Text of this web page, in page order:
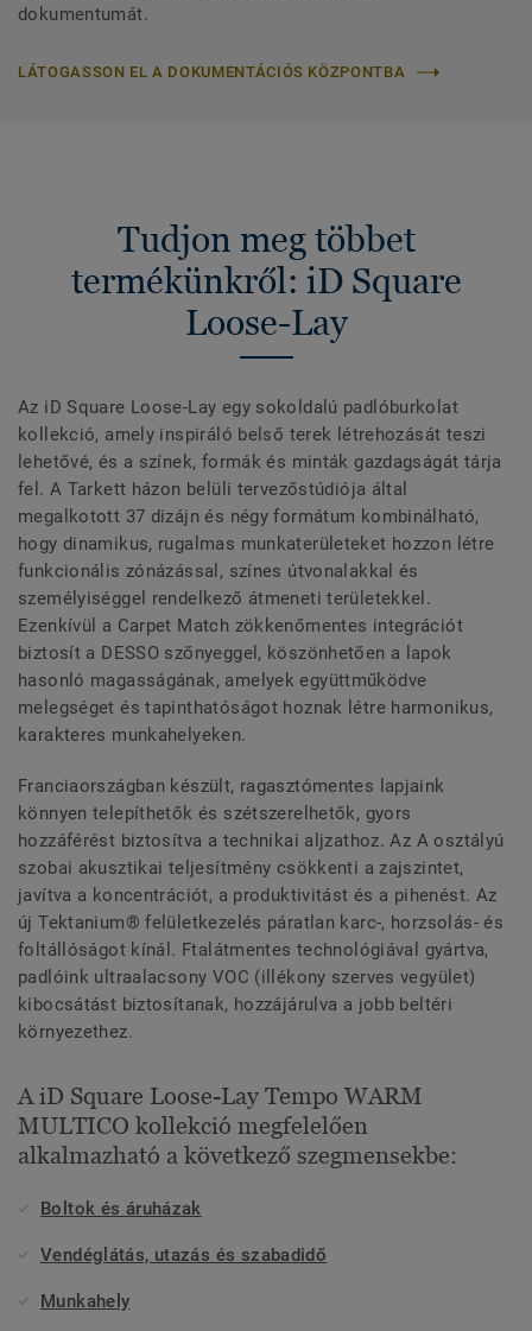
dokumentumát.
LÁTOGASSON EL A DOKUMENTÁCIÓS KÖZPONTBA
Tudjon meg többet
termékünkről: iD Square
Loose-Lay
Az iD Square Loose-Lay egy sokoldalú padlóburkolat
kollekció, amely inspiráló belső terek létrehozását teszi
lehetővé, és a színek, formák és minták gazdagságát tárja
fel. A Tarkett házon belüli tervezőstúdiója által
megalkotott 37 dizájn és négy formátum kombinálható,
hogy dinamikus, rugalmas munkaterületeket hozzon létre
funkcionális zónázással, színes útvonalakkal és
személyiséggel rendelkező átmeneti területekkel.
Ezenkívül a Carpet Match zökkenőmentes integrációt
biztosít a DESSO szőnyeggel, köszönhetően a lapok
hasonló magasságának, amelyek együttműködve
melegséget és tapinthatóságot hoznak létre harmonikus,
karakteres munkahelyeken.
Franciaországban készült, ragasztómentes lapjaink
könnyen telepíthetők és szétszerelhetők, gyors
hozzáférést biztosítva a technikai aljzathoz. Az A osztályú
szobai akusztikai teljesítmény csökkenti a zajszintet,
javítva a koncentrációt, a produktivitást és a pihenést. Az
új Tektanium® felületkezelés páratlan karc-, horzsolás- és
foltállóságot kínál. Ftalátmentes technológiával gyártva,
padlóink ultraalacsony VOC (illékony szerves vegyület)
kibocsátást biztosítanak, hozzájárulva a jobb beltéri
környezethez.
A iD Square Loose-Lay Tempo WARM
MULTICO kollekció megfelelően
alkalmazható a következő szegmensekbe:
Boltok és áruházak
Vendéglátás, utazás és szabadidő
Munkahely